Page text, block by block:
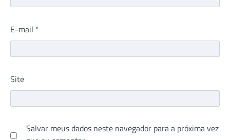
E-mail *
Site
Salvar meus dados neste navegador para a próxima vez